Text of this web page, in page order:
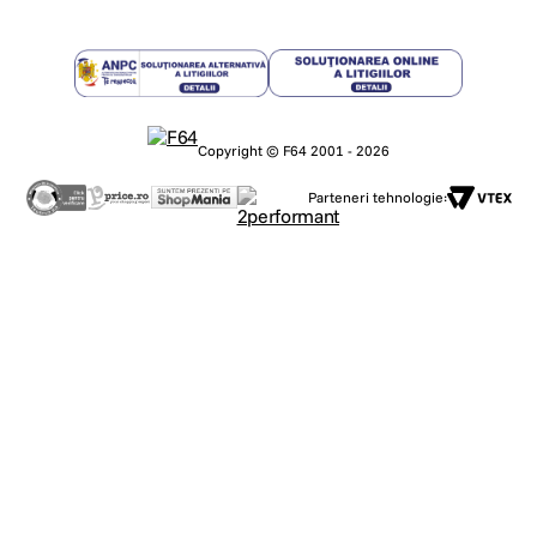
Copyright © F64 2001 - 2026
Parteneri tehnologie: